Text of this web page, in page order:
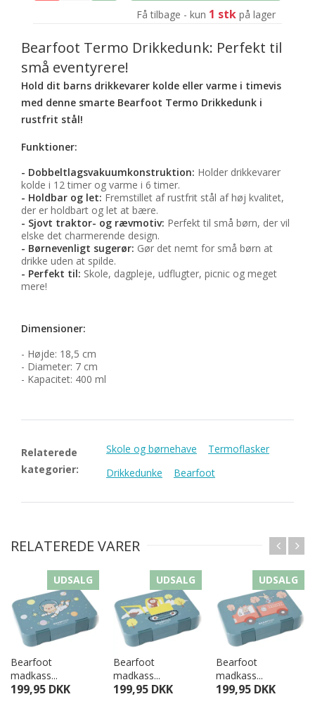
Få tilbage - kun 1 stkpå lager
Bearfoot Termo Drikkedunk: Perfekt til
små eventyrere!
Hold dit barns drikkevarer kolde eller varme i timevis
med denne smarte Bearfoot Termo Drikkedunk i
rustfrit stål!
Funktioner:
- Dobbeltlagsvakuumkonstruktion: Holder drikkevarer
kolde i 12 timer og varme i 6 timer.
- Holdbar og let: Fremstillet af rustfrit stål af høj kvalitet,
der er holdbart og let at bære.
- Sjovt traktor- og rævmotiv: Perfekt til små børn, der vil
elske det charmerende design.
- Børnevenligt sugerør: Gør det nemt for små børn at
drikke uden at spilde.
- Perfekt til: Skole, dagpleje, udflugter, picnic og meget
mere!
Dimensioner:
- Højde: 18,5 cm
- Diameter: 7 cm
- Kapacitet: 400 ml
Relaterede
kategorier:
Skole og børnehave
Termoflasker
Drikkedunke
Bearfoot
RELATEREDE VARER
UDSALG
Bearfoot
madkass...
199,95 DKK
UDSALG
Bearfoot
madkass...
199,95 DKK
UDSALG
Bearfoot
madkass...
199,95 DKK